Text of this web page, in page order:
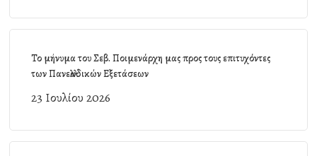
Το μήνυμα του Σεβ. Ποιμενάρχη μας προς τους επιτυχόντες
των Πανελλαδικών Εξετάσεων
23 Ιουλίου 2026